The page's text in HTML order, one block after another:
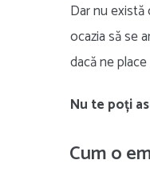
Dar nu
ocazia să se
dacă ne
Nu te poți
Cum o